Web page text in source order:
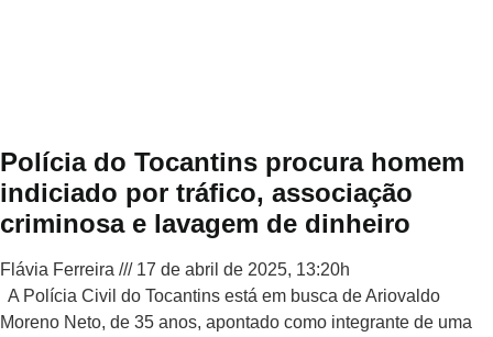
Polícia do Tocantins procura homem
indiciado por tráfico, associação
criminosa e lavagem de dinheiro
Flávia Ferreira
17 de abril de 2025, 13:20h
A Polícia Civil do Tocantins está em busca de Ariovaldo
Moreno Neto, de 35 anos, apontado como integrante de uma